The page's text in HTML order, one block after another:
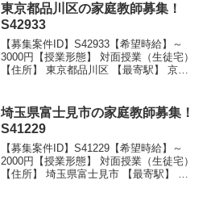
東京都品川区の家庭教師募集！
S42933
【募集案件ID】S42933【希望時給】～
3000円【授業形態】 対面授業（生徒宅）
【住所】 東京都品川区 【最寄駅】 京急
【生徒性別】男子 【生徒...
埼玉県富士見市の家庭教師募集！
S41229
【募集案件ID】S41229【希望時給】～
2000円【授業形態】 対面授業（生徒宅）
【住所】 埼玉県富士見市 【最寄駅】 鶴